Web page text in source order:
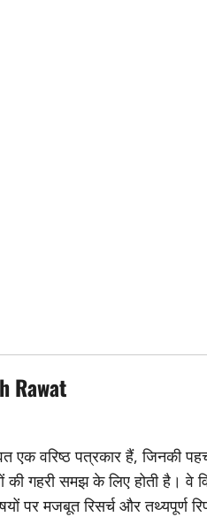
Rawat
एक वरिष्ठ पत्रकार हैं, जिनकी
की गहरी समझ के लिए होती है। वे
पर मजबूत रिसर्च और तथ्यपूर्ण